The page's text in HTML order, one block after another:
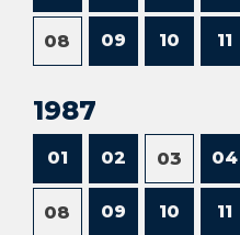
08 09 10 11
1987
01 02 03 04
08 09 10 11